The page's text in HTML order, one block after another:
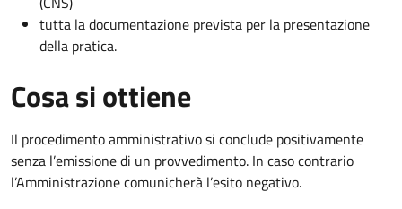
tutta la documentazione prevista per la presentazione
della pratica.
Cosa si ottiene
Il procedimento amministrativo si conclude positivamente
senza l’emissione di un provvedimento. In caso contrario
l’Amministrazione comunicherà l’esito negativo.